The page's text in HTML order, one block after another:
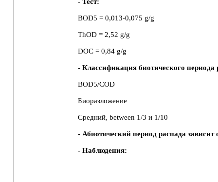
BOD5 = 0,013-0,075 g/g
ThOD = 2,52 g/g
DOC = 0,84 g/g
- Классификация биотического периода
BOD5/COD
Биоразложение
Средний, between 1/3 и 1/10
- Абиотический период распада зависит
- Наблюдения: